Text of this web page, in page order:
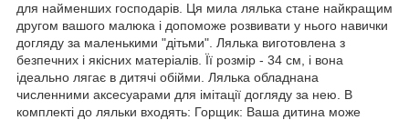
для найменших господарів. Ця мила лялька стане найкращим
другом вашого малюка і допоможе розвивати у нього навички
догляду за маленькими "дітьми". Лялька виготовлена з
безпечних і якісних матеріалів. Її розмір - 34 см, і вона
ідеально лягає в дитячі обійми. Лялька обладнана
численними аксесуарами для імітації догляду за нею. В
комплекті до ляльки входять: Горщик: Ваша дитина може